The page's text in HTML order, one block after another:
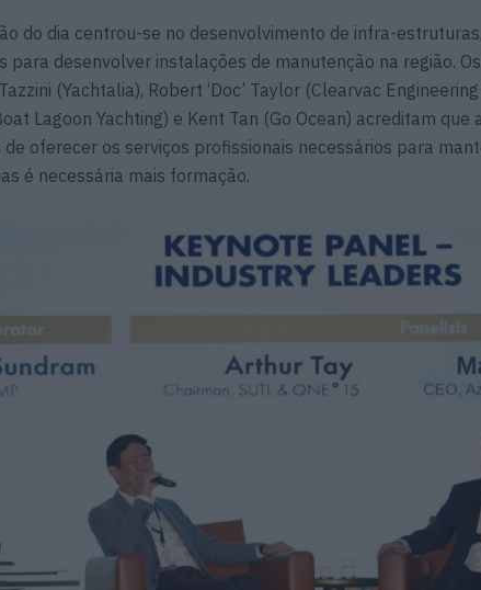
do dia centrou-se no desenvolvimento de infra-
para desenvolver instalações de manutenção na região.
(Yachtalia), Robert ‘Doc’ Taylor (Clearvac
Lagoon Yachting) e Kent Tan (Go Ocean) acreditam que
de oferecer os serviços profissionais necessários para
é necessária mais formação.